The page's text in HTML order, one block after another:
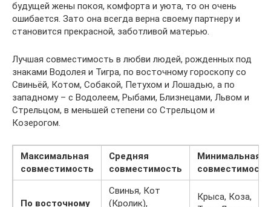
будущей жены покоя, комфорта и уюта, то он очень
ошибается. Зато она всегда верна своему партнеру и
становится прекрасной, заботливой матерью.
Лучшая совместимость в любви людей, рожденных под
знаками Водолея и Тигра, по восточному гороскопу со
Свиньёй, Котом, Собакой, Петухом и Лошадью, а по
западному – с Водолеем, Рыбами, Близнецами, Львом и
Стрельцом, в меньшей степени со Стрельцом и
Козерогом.
Максимальная
совместимость
Средняя
совместимость
Минимальная
совместимость
По восточному
Свинья, Кот
(Кролик),
Крыса, Коза,